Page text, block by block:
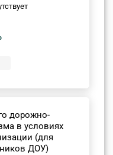
дорожно-
в условиях
(для
ДОУ)